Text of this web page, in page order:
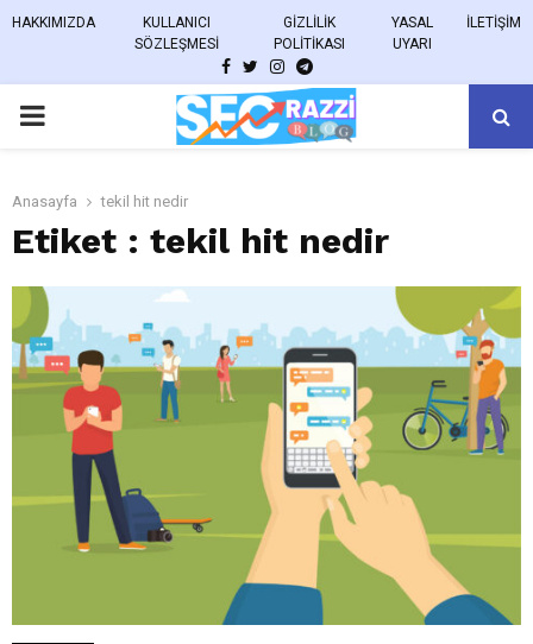
HAKKIMIZDA
KULLANICI
SÖZLEŞMESI
GIZLILIK
POLITIKASI
YASAL
UYARI
İLETIŞIM
FACEBOOK
TWITTER
INSTAGRAM
TELEGRAM
PRIMARY
Anasayfa tekil hit nedir
Etiket : tekil hit nedir